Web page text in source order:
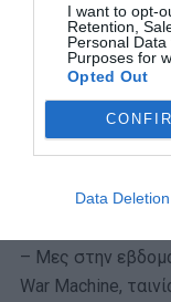
I want to opt-
Retention,
Personal
Purposes for
Opted Out
Data Deletion
από το δράμα και
απαγωγή. Επίσης,
FX ετοιμάζει
Ντάνι Μπόιλ.
– Άλλο ένα trailer
Γούντι Χάρελσον
– Μες στην
War Machine,